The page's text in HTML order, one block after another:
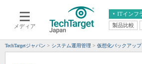
メディア
ITインフ
クラウド エンタープライ
ERP
製品比較
TechTargetジャパン システム運用管理 仮想化バックアップ